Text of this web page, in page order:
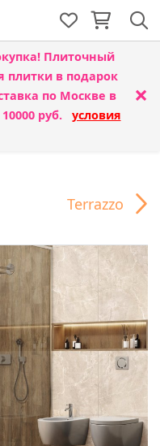
Плиточный
плитки в подарок
по Москве в
руб. условия
×
Terrazzo